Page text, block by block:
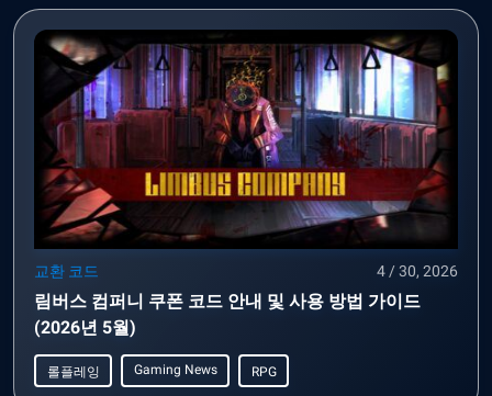
교환 코드 4 / 30, 2026
림버스 컴퍼니 쿠폰 코드 안내 및 사용 방법 가이드
(2026년 5월)
롤플레잉 Gaming News RPG